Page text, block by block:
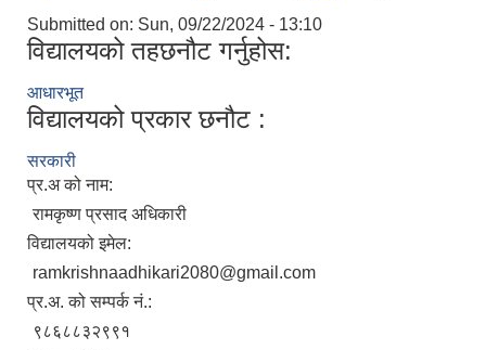
Submitted on: Sun, 09/22/2024 - 13:10
विद्यालयको तहछनौट गर्नुहोस:
आधारभूत
विद्यालयको प्रकार छनौट :
सरकारी
प्र.अ को नाम:
रामकृष्ण प्रसाद अधिकारी
विद्यालयको इमेल:
ramkrishnaadhikari2080@gmail.com
प्र.अ. को सम्पर्क नं.:
९८६८८३२९९१